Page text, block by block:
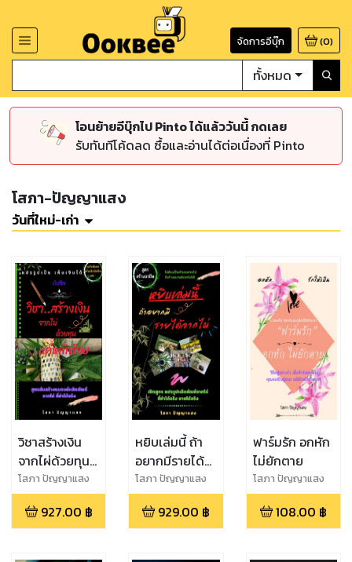
จัดการอีบุ๊ก (0)
ทั้งหมด
โอนย้ายอีบุ๊กไป Pinto ได้แล้ววันนี้ กดเลย
รับทันทีโค้ดลด ซื้อและอ่านได้ต่อเนื่องที่ Pinto
โสภา-ปัญญาแสง
วันที่ใหม่-เก่า
วิชาสร้างเงิน
จากไผ่ด้วยทุน
แค่หลักร้อย
โสภา ปัญญาแสง
927.00 ฿
หยิบเล่มนี้ ถ้า
อยากมีรายได้
จากไผ่
โสภา ปัญญาแสง
929.00 ฿
ฟาร์มรัก อกหัก
ไม่ยักตาย
โสภา ปัญญาแสง
108.00 ฿